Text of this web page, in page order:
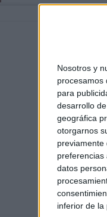
Nosotros y
procesamos
para
desarrollo
geográfica
otorgarnos
previamente
preferencias
datos
inferior de la